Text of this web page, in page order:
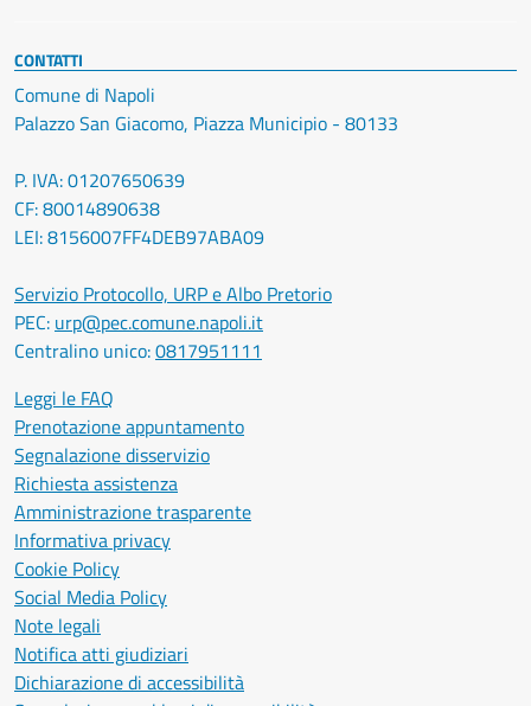
CONTATTI
Comune di Napoli
Palazzo San Giacomo, Piazza Municipio - 80133
P. IVA: 01207650639
CF: 80014890638
LEI: 8156007FF4DEB97ABA09
Servizio Protocollo, URP e Albo Pretorio
PEC: urp@pec.comune.napoli.it
Centralino unico:0817951111
Leggi le FAQ
Prenotazione appuntamento
Segnalazione disservizio
Richiesta assistenza
Amministrazione trasparente
Informativa privacy
Cookie Policy
Social Media Policy
Note legali
Notifica atti giudiziari
Dichiarazione di accessibilità